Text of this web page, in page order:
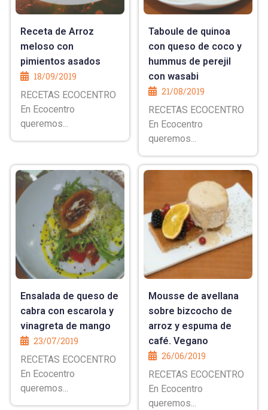
Receta de Arroz
meloso con
pimientos asados
18/09/2019
RECETAS ECOCENTRO
En Ecocentro
queremos...
Taboule de quinoa
con queso de coco y
hummus de perejil
con wasabi
21/08/2019
RECETAS ECOCENTRO
En Ecocentro
queremos...
Ensalada de queso de
cabra con escarola y
vinagreta de mango
23/07/2019
RECETAS ECOCENTRO
En Ecocentro
queremos...
Mousse de avellana
sobre bizcocho de
arroz y espuma de
café. Vegano
26/06/2019
RECETAS ECOCENTRO
En Ecocentro
queremos...